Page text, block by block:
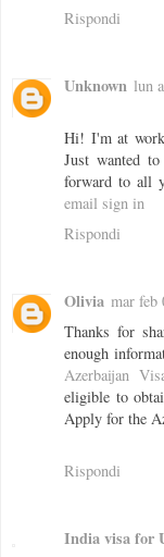
Rispondi
Unknown lun
Hi! I'm at
Just wanted
forward to all
email sign in
Rispondi
Olivia mar feb
Thanks for
enough
Azerbaijan
eligible to
Apply for the
Rispondi
India visa for